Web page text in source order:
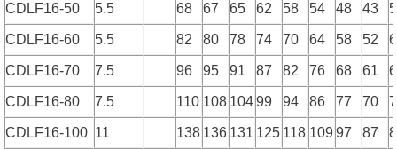
CDLF16-50 5.5 68 67 65 62 58 54 48 43
CDLF16-60 5.5 82 80 78 74 70 64 58 52
CDLF16-70 7.5 96 95 91 87 82 76 68 61
CDLF16-80 7.5 110 108 104 99 94 86 77 70
CDLF16-100 11 138 136 131 125 118 109 97 87